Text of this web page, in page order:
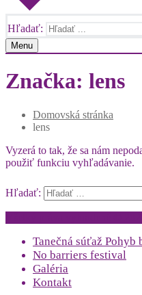
Hľadať:
Menu
Značka: lens
Domovská stránka
lens
Vyzerá to tak, že sa nám
použiť funkciu vyhľadávanie.
Hľadať:
Tanečná súťaž Pohyb
No barriers festival
Galéria
Kontakt